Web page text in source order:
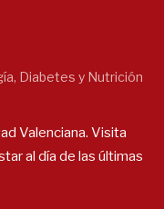
Diabetes y Nutrición
Valenciana. Visita
al día de las últimas